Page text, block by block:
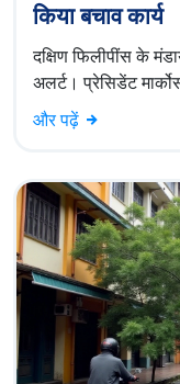
किया बचाव कार्य
दक्षिण फिलीपींस के
अलर्ट। प्रेसिडेंट
और पढ़ें